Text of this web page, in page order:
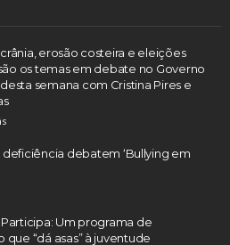
erosão costeira e eleições
os temas em debate no Governo
semana com Cristina Pires e
debatem ‘Bullying em
Um programa de
que “dá asas” à juventude